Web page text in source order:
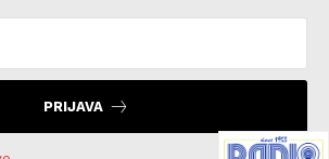
PRIJAVA